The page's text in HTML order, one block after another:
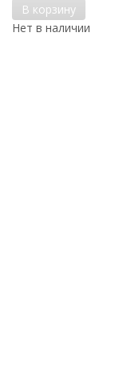
В корзину
Нет в наличии